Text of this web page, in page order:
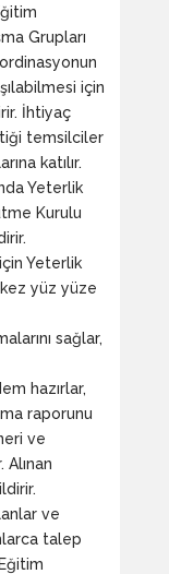
Grupları
için
İhtiyaç
temsilciler
katılır.
Yeterlik
Kurulu
Yeterlik
yüz yüze
sağlar,
hazırlar,
raporunu
ve
Alınan
ve
talep